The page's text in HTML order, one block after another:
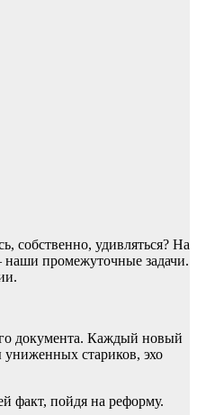
собственно, удивляться? На
наши промежуточные задачи.
документа. Каждый новый
униженных стариков, эхо
факт, пойдя на реформу.